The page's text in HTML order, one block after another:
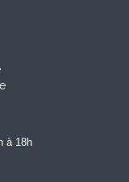
à 18h